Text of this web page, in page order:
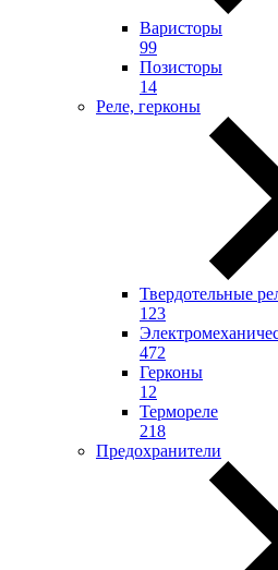
Варисторы
99
Позисторы
14
Реле, герконы
Твердотельные
123
472
Герконы
12
Термореле
218
Предохранители